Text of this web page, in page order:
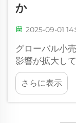
か
2025-09-01
グローバル小
影響が拡大し
化を経験して
全体で一貫し
割を果たしてい
さらに表示